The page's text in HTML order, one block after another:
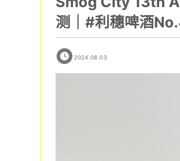
测｜#利穗啤酒
2024.08.03